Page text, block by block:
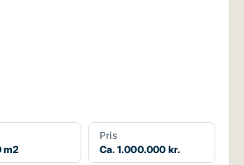
m2
Pris
Ca. 1.000.000 kr.